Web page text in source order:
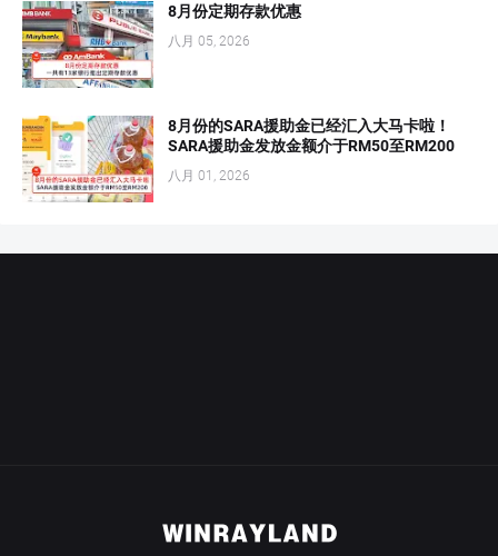
8月份定期存款优惠
八月 05, 2026
8月份的SARA援助金已经汇入大马卡啦！
SARA援助金发放金额介于RM50至RM200
八月 01, 2026